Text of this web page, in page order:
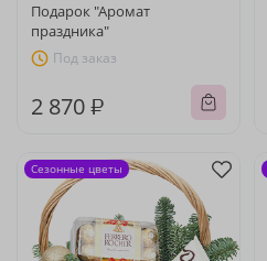
Подарок "Аромат
праздника"
Под заказ
2 870 ₽
Сезонные цветы